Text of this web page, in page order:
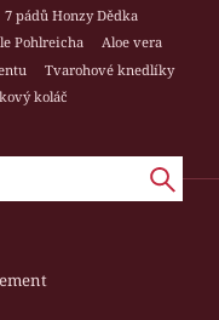
7 pádů Honzy Dědka
Pohlreicha
Aloe vera
Tvarohové knedlíky
koláč